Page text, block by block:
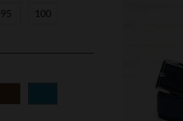
95 100